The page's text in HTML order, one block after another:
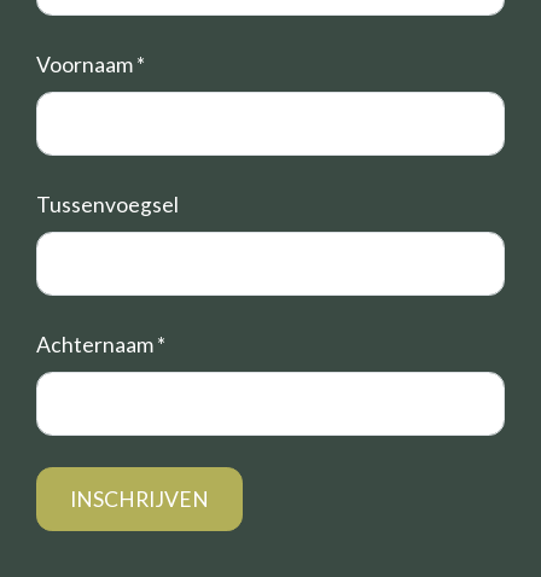
Voornaam*
Tussenvoegsel
Achternaam*